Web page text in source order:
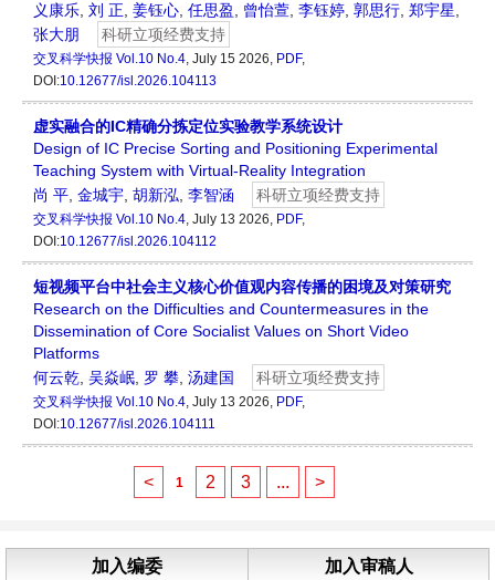
义康乐 刘 正 姜钰心 任思盈 曾怡萱 李钰婷 郭思行 郑宇星
张大朋
科研立项经费支持
交叉科学快报 Vol.10 No.4, July 15 2026, PDF,
DOI:10.12677/isl.2026.104113
虚实融合的IC精确分拣定位实验教学系统设计
Design of IC Precise Sorting and Positioning Experimental
Teaching System with Virtual-Reality Integration
尚 平 金城宇 胡新泓 李智涵 科研立项经费支持
交叉科学快报 Vol.10 No.4, July 13 2026, PDF,
DOI:10.12677/isl.2026.104112
短视频平台中社会主义核心价值观内容传播的困境及对策研究
Research on the Difficulties and Countermeasures in the
Dissemination of Core Socialist Values on Short Video
Platforms
何云乾 吴焱岷 罗 攀 汤建国 科研立项经费支持
交叉科学快报 Vol.10 No.4, July 13 2026, PDF,
DOI:10.12677/isl.2026.104111
< 1 2 3 ... >
加入编委 加入审稿人